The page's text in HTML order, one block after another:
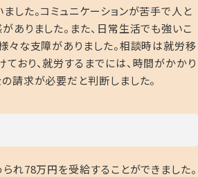
した。コミュニケーションが苦手で人と
ありました。また、日常生活でも強いこ
々な支障がありました。相談時は就労移
おり、就労するまでには、時間がかかり
請求が必要だと判断しました。
れ78万円を受給することができました。